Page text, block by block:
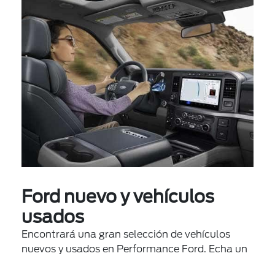
Ford nuevo y vehículos
usados
Encontrará una gran selección de vehículos
nuevos y usados en Performance Ford. Echa un